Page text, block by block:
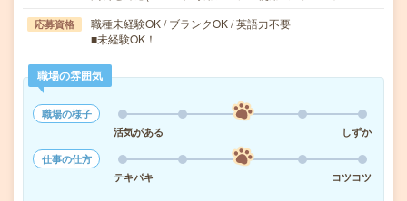
応募資格
職種未経験OK / ブランクOK / 英語力不要
■未経験OK！
職場の雰囲気
職場の様子
活気がある
しずか
仕事の仕方
テキパキ
コツコツ